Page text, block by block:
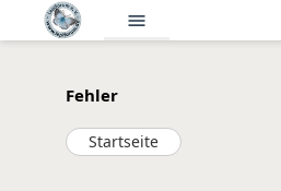
menu
Fehler
Startseite